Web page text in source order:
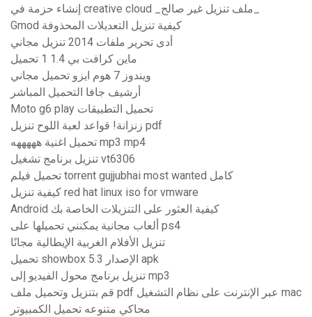
Gmod كيفية تنزيل التعديلات المحذوفة
أدى تحرير ملفات 2014 تنزيل مجاني
ماين كرافت بي 1.4 1 تحميل
ويندوز 7 هوم ايزو تحميل مجاني
أرشيف جافا التحميل المباشر
Moto g6 play تحميل التطبيقات
زنزانة! قواعد لعبة اللوح تنزيل pdf
تحميل اغنية هههههه mp3 mp4
تنزيل برنامج تشغيل vt6306
تحميل فيلم torrent gujjubhai most wanted كامل
كيفية تنزيل red hat linux iso for vmware
Android كيفية العثور على التنزيلات الخاصة بك
ألعاب مجانية يمكنني تحميلها على ps4
تنزيل الأفلام الغربية الإيطالية مجانًا
تحميل showbox الإصدار 5.3 apk
تنزيل برنامج محول الفيديو إلى mp3
قم بتنزيل وتحميل ملف pdf عبر الإنترنت على نظام التشغيل mac
محاكي متنوعه تحميل الكمبيوتر